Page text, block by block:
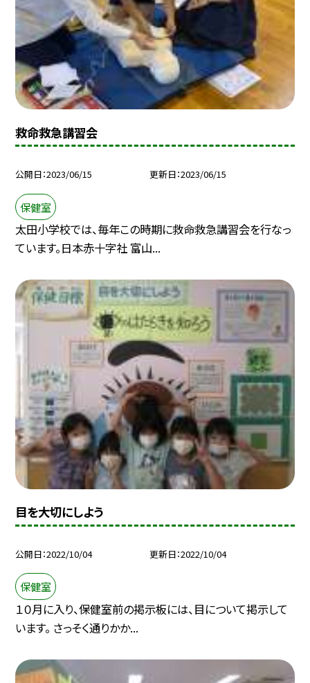
救命救急講習会
公開日 2023/06/15 更新日 2023/06/15
保健室
太田小学校では、毎年この時期に救命救急講習会を行なっ
ています。日本赤十字社 富山...
目を大切にしよう
公開日 2022/10/04 更新日 2022/10/04
保健室
１０月に入り、保健室前の掲示板には、目について掲示して
います。 さっそく通りかか...